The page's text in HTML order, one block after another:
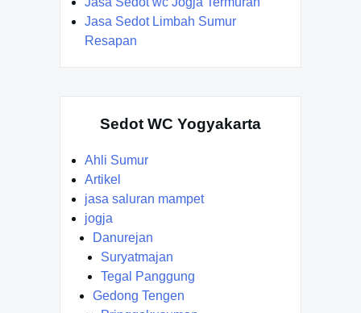
Jasa Sedot Limbah Sumur
Resapan
Sedot WC Yogyakarta
Ahli Sumur
Artikel
jasa saluran mampet
jogja
Danurejan
Suryatmajan
Tegal Panggung
Gedong Tengen